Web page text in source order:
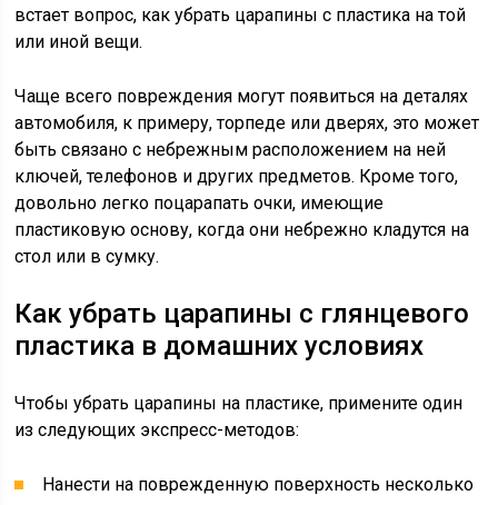
встает вопрос, как убрать царапины с пластика на той
или иной вещи.
Чаще всего повреждения могут появиться на деталях
автомобиля, к примеру, торпеде или дверях, это может
быть связано с небрежным расположением на ней
ключей, телефонов и других предметов. Кроме того,
довольно легко поцарапать очки, имеющие
пластиковую основу, когда они небрежно кладутся на
стол или в сумку.
Как убрать царапины с глянцевого
пластика в домашних условиях
Чтобы убрать царапины на пластике, примените один
из следующих экспресс-методов:
Нанести на поврежденную поверхность несколько